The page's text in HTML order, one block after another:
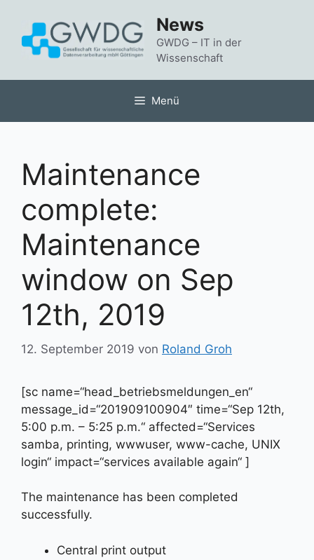
springen
News
GWDG – IT in der
Wissenschaft
Menü
Maintenance
complete:
Maintenance
window on Sep
12th, 2019
12. September 2019 von Roland Groh
[sc name=“head_betriebsmeldungen_en“
message_id=“201909100904″ time=“Sep 12th,
5:00 p.m. – 5:25 p.m.“ affected=“Services
samba, printing, wwwuser, www-cache, UNIX
login“ impact=“services available again“ ]
The maintenance has been completed
successfully.
Central print output